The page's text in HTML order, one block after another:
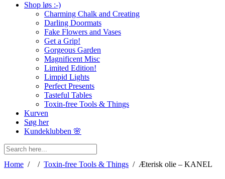
Shop løs :-)
Charming Chalk and Creating
Darling Doormats
Fake Flowers and Vases
Get a Grip!
Gorgeous Garden
Magnificent Misc
Limited Edition!
Limpid Lights
Perfect Presents
Tasteful Tables
Toxin-free Tools & Things
Kurven
Søg her
Kundeklubben 🌸
Home / / Toxin-free Tools & Things / Æterisk olie – KANEL